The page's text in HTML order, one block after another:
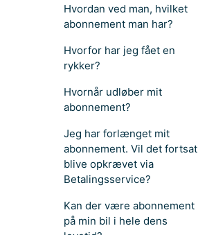
Hvordan ved man, hvilket
abonnement man har?
Hvorfor har jeg fået en
rykker?
Hvornår udløber mit
abonnement?
Jeg har forlænget mit
abonnement. Vil det fortsat
blive opkrævet via
Betalingsservice?
Kan der være abonnement
på min bil i hele dens